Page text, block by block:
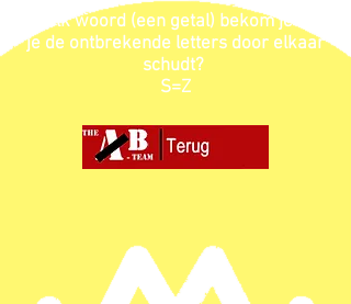
Welk woord (een getal) bekom je als
je de ontbrekende letters door elkaar
schudt?
S=Z